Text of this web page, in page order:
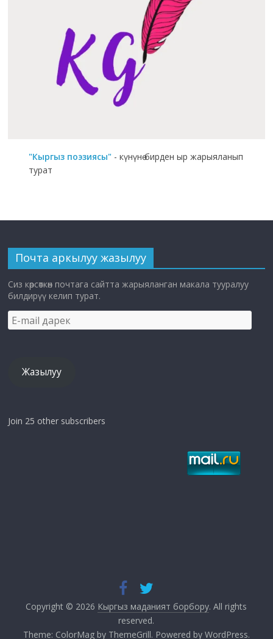
"Кыргыз поэзиясы" - күнүнө бирден ыр жарыяланып
турат
Почта аркылуу жазылуу
Сиз көрсөткөн почтага сайтта жарыяланган макала тууралуу
билдирүү келип турат.
E-
mail
Жазылуу
Join 25 other subscribers
Copyright © 2026 Кыргыз маданият борбору. All rights
reserved.
Theme: ColorMagby ThemeGrill. Powered by WordPress.